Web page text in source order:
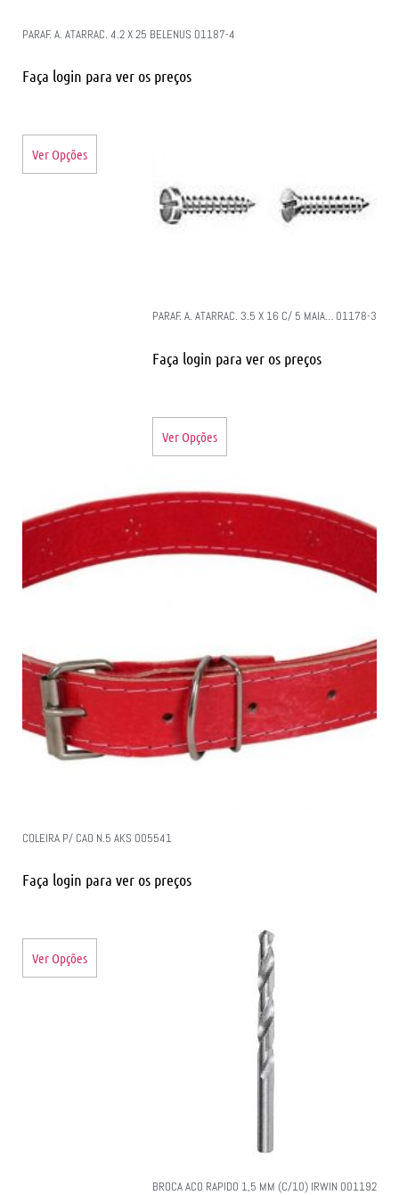
PARAF. A. ATARRAC. 4.2 X 25 BELENUS 01187-4
Faça login para ver os preços
Ver Opções
PARAF. A. ATARRAC. 3.5 X 16 C/ 5 MAIA… 01178-3
Faça login para ver os preços
Ver Opções
COLEIRA P/ CAO N.5 AKS 005541
Faça login para ver os preços
Ver Opções
BROCA ACO RAPIDO 1,5 MM (C/10) IRWIN 001192